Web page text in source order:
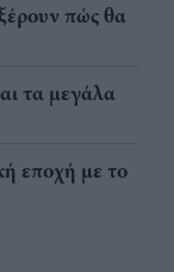
πώς θα
τα μεγάλα
εποχή με το